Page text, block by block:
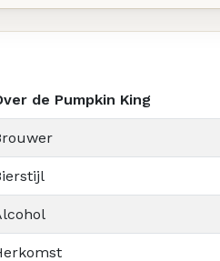
de Pumpkin King